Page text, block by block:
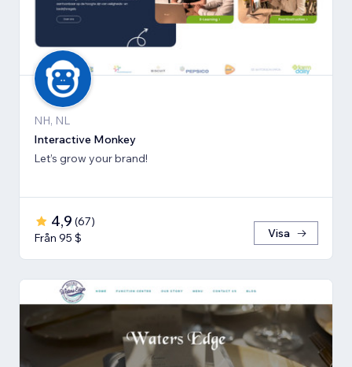
NH, NL
Interactive Monkey
Let’s grow your brand!
4,9 (67)
Från 95 $
Visa